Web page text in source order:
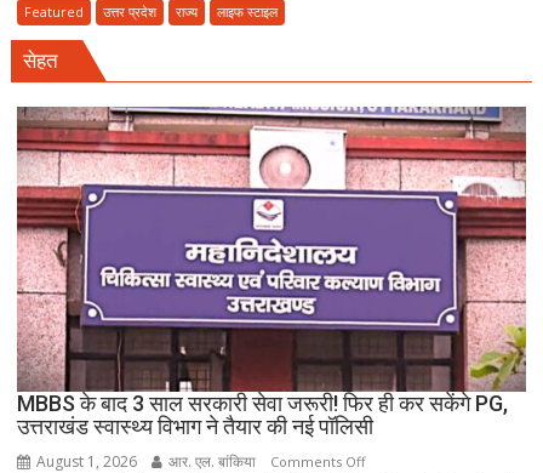
शादी
पर
नया
विवाद,
के
नाबालिग
का
दावा;
CWC
ने
जारी
किया
Featured उत्तर प्रदेश राज्य लाइफ स्टाइल
सेहत
MBBS के बाद 3 साल सरकारी सेवा जरूरी! फिर ही कर सकेंगे PG,
उत्तराखंड स्वास्थ्य विभाग ने तैयार की नई पॉलिसी
August 1, 2026 आर. एल. बांकिया Comments Offon